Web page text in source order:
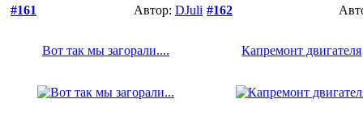
#161 Автор: DJuli
Вот так мы загорали....
#162
Капремонт двигателя